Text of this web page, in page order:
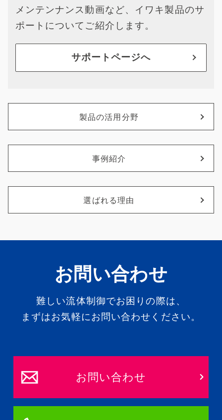
メンテンナンス動画など、イワキ製品のサ
ポートについてご紹介します。
サポートページへ
製品の活用分野
事例紹介
選ばれる理由
お問い合わせ
難しい流体制御でお困りの際は、
まずはお気軽にお問い合わせください。
お問い合わせ